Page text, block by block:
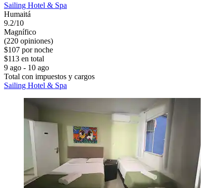
Sailing Hotel & Spa
Humaitá
9.2/10
Magnífico
(220 opiniones)
$107 por noche
$113 en total
9 ago - 10 ago
Total con impuestos y cargos
Sailing Hotel & Spa